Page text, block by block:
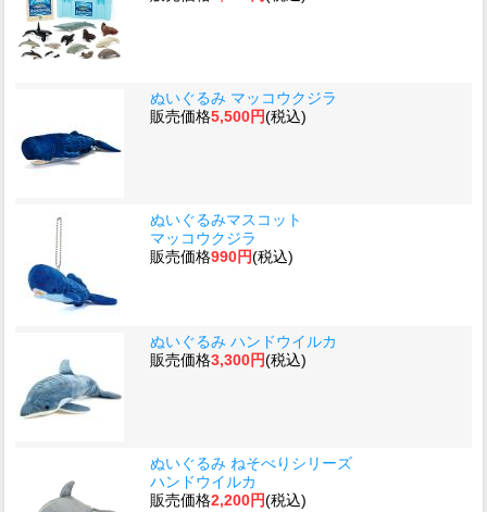
ぬいぐるみ マッコウクジラ
販売価格5,500円(税込)
ぬいぐるみマスコット
マッコウクジラ
販売価格990円(税込)
ぬいぐるみ ハンドウイルカ
販売価格3,300円(税込)
ぬいぐるみ ねそべりシリーズ
ハンドウイルカ
販売価格2,200円(税込)